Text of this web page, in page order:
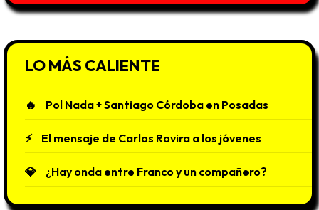
LO MÁS CALIENTE
Pol Nada + Santiago Córdoba en Posadas
El mensaje de Carlos Rovira a los jóvenes
¿Hay onda entre Franco y un compañero?